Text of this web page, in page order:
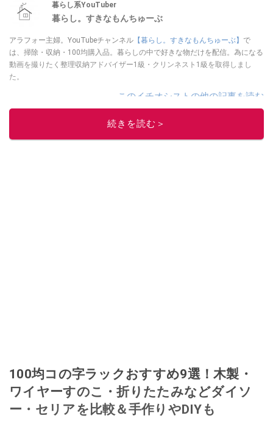
暮らし系YouTuber
暮らし。すきなもんちゅーぶ
アラフォー主婦。YouTubeチャンネル 【暮らし。すきなもんちゅーぶ】 で
は、掃除・収納・100均購入品。暮らしの中で好きな物だけを配信。為になる
動画を撮りたく整理収納アドバイザー1級・クリンネスト1級を取得しまし
た。
このイチオシストの他の記事を読む
続きを読む＞
100均コの字ラックおすすめ9選！木製・
ワイヤーすのこ・折りたたみなどダイソ
ー・セリアを比較＆手作りやDIYも